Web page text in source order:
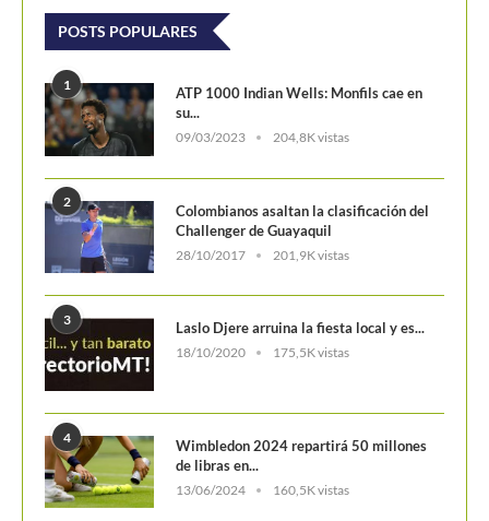
su...
09/03/2023
2
Challenger de Guayaquil
28/10/2017 201,9K vistas
3
18/10/2020 175,5K vistas
4
de libras en...
13/06/2024